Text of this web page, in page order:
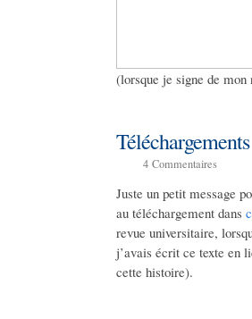
(lorsque je signe de
Téléchargements
4 Commentaires
Juste un petit message
au téléchargement dans
revue universitaire,
j’avais écrit ce texte en
cette histoire).